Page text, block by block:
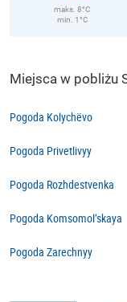
maks. 8°C
min. 1°C
Miejsca w pobliżu
Pogoda Kolychëvo
Pogoda Privetlivyy
Pogoda Rozhdestvenka
Pogoda Komsomol’skaya
Pogoda Zarechnyy